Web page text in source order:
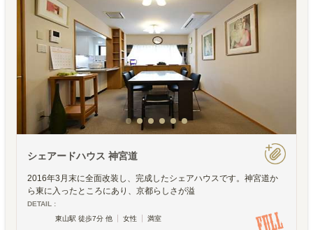
シェアードハウス 神宮道
2016年3月末に全面改装し、完成したシェアハウスです。神宮道か
ら東に入ったところにあり、京都らしさが溢
DETAIL :
東山駅 徒歩7分 他
女性 満室